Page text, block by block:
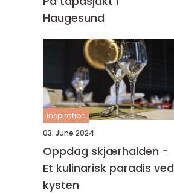
Haugesund
inspiration
03. June 2024
Oppdag skjærhalden -
Et kulinarisk paradis ved
kysten